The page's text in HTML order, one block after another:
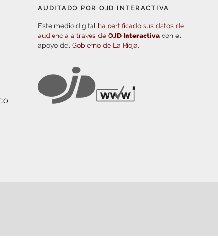
AUDITADO POR OJD INTERACTIVA
Este medio digital ha certificado sus datos de
audiencia a través deOJD Interactiva con el
apoyo delGobierno de La Rioja.